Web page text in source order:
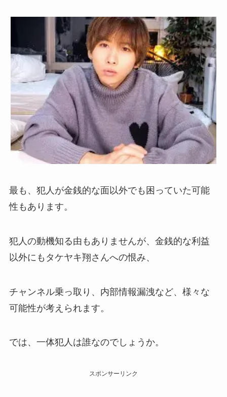
最も、犯人が金銭的な面以外でも困っていた可能
性もあります。
犯人の動機知る由もありませんが、金銭的な利益
以外にもタケヤキ翔さんへの恨み、
チャンネル乗っ取り、内部情報漏洩など、様々な
可能性が考えられます。
では、一体犯人は誰なのでしょうか。
スポンサーリンク